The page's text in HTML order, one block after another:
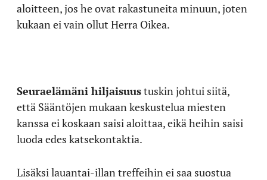
aloitteen, jos he ovat rakastuneita minuun, joten
kukaan ei vain ollut Herra Oikea.
Seuraelämäni hiljaisuustuskin johtui siitä,
että Sääntöjen mukaan keskustelua miesten
kanssa ei koskaan saisi aloittaa, eikä heihin saisi
luoda edes katsekontaktia.
Lisäksi lauantai-illan treffeihin ei saa suostua